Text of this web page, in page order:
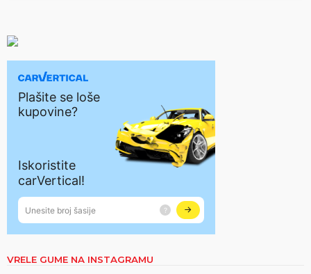
VRELE GUME NA INSTAGRAMU